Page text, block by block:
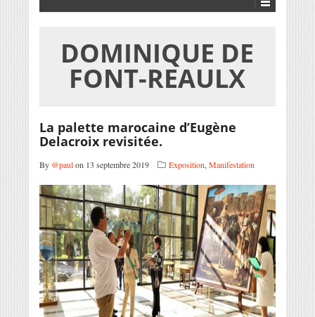
DOMINIQUE DE
FONT-REAULX
La palette marocaine d’Eugène
Delacroix revisitée.
By @paulon 13 septembre 2019 Exposition, Manifestation